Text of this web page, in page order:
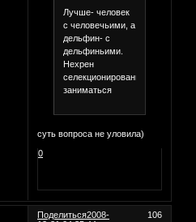
Лучше- человек
с человечьими, а
дельфин- с
дельфиньими.
Нехрен
селекционированием
заниматься
суть вопроса не уловила)
0
Поделиться 106
2008-